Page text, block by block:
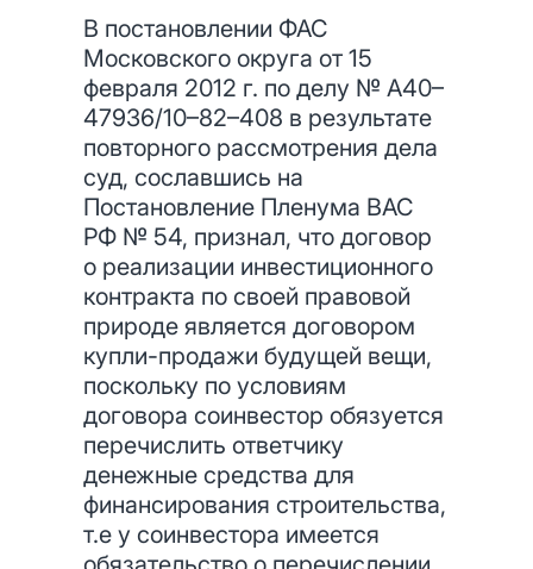
В постановлении ФАС
Московского округа от 15
февраля 2012 г. по делу № А40–
47936/10–82–408 в результате
повторного рассмотрения дела
суд, сославшись на
Постановление Пленума ВАС
РФ № 54, признал, что договор
о реализации инвестиционного
контракта по своей правовой
природе является договором
купли-продажи будущей вещи,
поскольку по условиям
договора соинвестор обязуется
перечислить ответчику
денежные средства для
финансирования строительства,
т.е у соинвестора имеется